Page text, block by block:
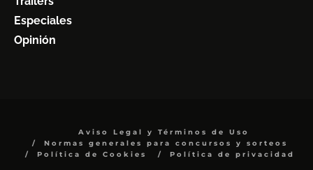
Especiales
Opinión
Aviso Legal y Términos de Uso
Normas generales para concursos y sorteos
Política de Cookies
Política de privacidad